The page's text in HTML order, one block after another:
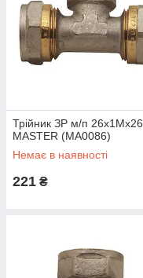
Трійник ЗР м/п 26x1Mx26
MASTER (MA0086)
Немає в наявності
221 ₴